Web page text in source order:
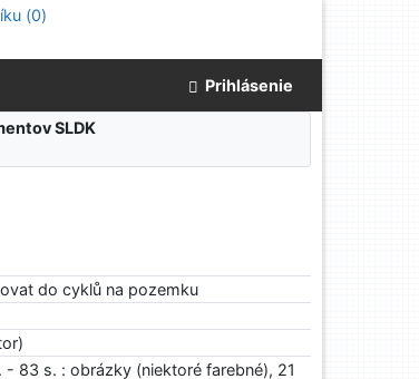
(0)
Prihlásenie
SLDK
do cyklů na pozemku
- 83 s. : obrázky (niektoré farebné), 21